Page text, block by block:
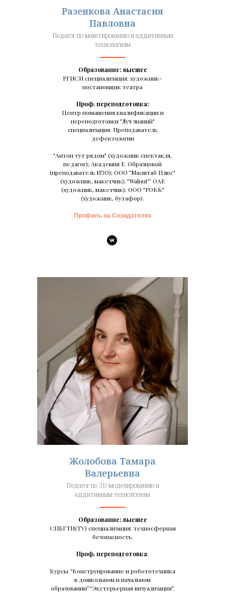
Разенкова Анастасия
Павловна
Педагог по макетированию и аддитивным
технологиям
Образование: высшее
РГИСИ специализация: художник-
постановщик театра
Проф. переподготовка:
Центр повышения квалификации и
переподготовки "Луч знаний"
специализация: Преподаватель
дефектологии
"Антон тут рядом" (художник спектакля,
педагог); Академия Е. Образцовой
(преподаватель ИЗО); ООО "Масштаб Плюс"
(художник, макетчик); "Walnut"' ОАЕ
(художник, макетчик); ООО "РОКК"
(художник, бутафор).
Профиль на Созидателях
Жолобова Тамара
Валерьевна
Педагог по 3D моделированию и
аддитивным технологиям
Образование: высшее
СПБГТИ(ТУ) специализация: техносферная
безопасность.
Проф. переподготовка:
Курсы “Конструирование и робототехника
в дошкольном и начальном
образовании”“Экстерьерная визуализация”.